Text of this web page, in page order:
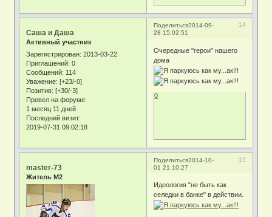
Поделиться 14
2014-09-
28 15:02:51
Саша и Даша
Активный участник
Зарегистрирован: 2013-03-22
Приглашений: 0
Сообщений: 114
Уважение: [+23/-0]
Позитив: [+30/-3]
Провел на форуме:
1 месяц 11 дней
Последний визит:
2019-07-31 09:02:18
Очередные "герои" нашего
дома
0
Поделиться 15
2014-10-
01 21:10:27
master-73
Житель М2
Идеология "не быть как
селедки в банке" в действии.